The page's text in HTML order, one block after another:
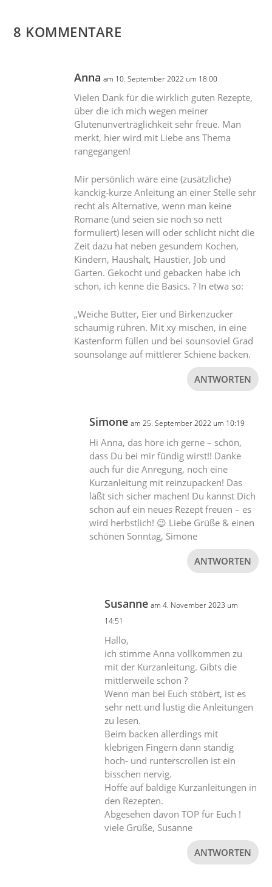
8 KOMMENTARE
Anna am 10. September 2022 um 18:00
Vielen Dank für die wirklich guten Rezepte,
über die ich mich wegen meiner
Glutenunverträglichkeit sehr freue. Man
merkt, hier wird mit Liebe ans Thema
rangegangen!
Mir persönlich wäre eine (zusätzliche)
kanckig-kurze Anleitung an einer Stelle sehr
recht als Alternative, wenn man keine
Romane (und seien sie noch so nett
formuliert) lesen will oder schlicht nicht die
Zeit dazu hat neben gesundem Kochen,
Kindern, Haushalt, Haustier, Job und
Garten. Gekocht und gebacken habe ich
schon, ich kenne die Basics. ? In etwa so:
„Weiche Butter, Eier und Birkenzucker
schaumig rühren. Mit xy mischen, in eine
Kastenform füllen und bei sounsoviel Grad
sounsolange auf mittlerer Schiene backen.
ANTWORTEN
Simone am 25. September 2022 um 10:19
Hi Anna, das höre ich gerne – schön,
dass Du bei mir fündig wirst!! Danke
auch für die Anregung, noch eine
Kurzanleitung mit reinzupacken! Das
läßt sich sicher machen! Du kannst Dich
schon auf ein neues Rezept freuen – es
wird herbstlich! 😉 Liebe Grüße & einen
schönen Sonntag, Simone
ANTWORTEN
Susanne am 4. November 2023 um
14:51
Hallo,
ich stimme Anna vollkommen zu
mit der Kurzanleitung. Gibts die
mittlerweile schon ?
Wenn man bei Euch stöbert, ist es
sehr nett und lustig die Anleitungen
zu lesen.
Beim backen allerdings mit
klebrigen Fingern dann ständig
hoch- und runterscrollen ist ein
bisschen nervig.
Hoffe auf baldige Kurzanleitungen in
den Rezepten.
Abgesehen davon TOP für Euch !
viele Grüße, Susanne
ANTWORTEN